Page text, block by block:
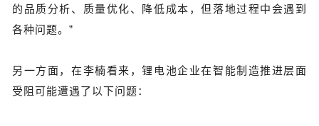
的品质分析、质量优化、降低成本，但落地过程中会遇到
各种问题。”
另一方面，在李楠看来，锂电池企业在智能制造推进层面
受阻可能遭遇了以下问题：